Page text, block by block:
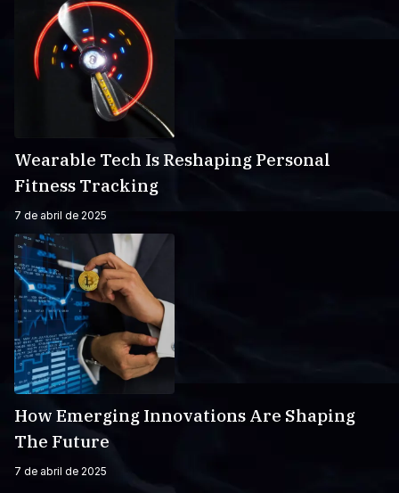
Wearable Tech Is Reshaping Personal
Fitness Tracking
7 de abril de 2025
How Emerging Innovations Are Shaping
The Future
7 de abril de 2025